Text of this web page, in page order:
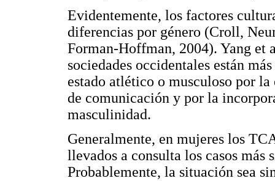
Evidentemente, los factores
diferencias por género (Croll,
Forman-Hoffman, 2004). Yang et
sociedades occidentales están
estado atlético o musculoso por la
de comunicación y por la
masculinidad.
Generalmente, en mujeres los
llevados a consulta los casos
Probablemente, la situación sea